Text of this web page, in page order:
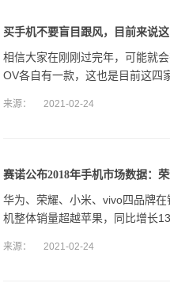
买手机不要盲目跟风，目前来说
相信大家在刚刚过完年，可能就
OV各自有一款，这也是目前这四
来源： 2021-02-24
赛诺公布2018年手机市场数据：
华为、荣耀、小米、vivo四品牌
机整体销量超越苹果，同比增长
来源： 2021-02-24